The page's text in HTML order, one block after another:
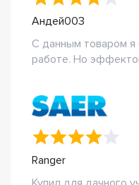
Андей003
С данным товаром я
работе. Но
Ranger